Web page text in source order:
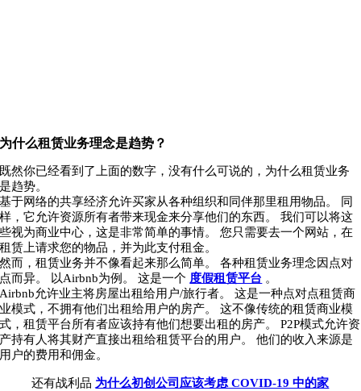
为什么租赁业务理念是趋势？
既然你已经看到了上面的数字，没有什么可说的，为什么租赁业务
是趋势。
基于网络的共享经济允许买家从各种组织和同伴那里租用物品。 同
样，它允许资源所有者带来现金来分享他们的东西。 我们可以将这
些视为商业中心，这是非常简单的事情。 您只需要去一个网站，在
租赁上请求您的物品，并为此支付租金。
然而，租赁业务并不像看起来那么简单。 各种租赁业务理念因点对
点而异。 以Airbnb为例。 这是一个 度假租赁平台 。
Airbnb允许业主将房屋出租给用户/旅行者。 这是一种点对点租赁商
业模式，不拥有他们出租给用户的房产。 这不像传统的租赁商业模
式，租赁平台所有者应该持有他们想要出租的房产。 P2P模式允许资
产持有人将其财产直接出租给租赁平台的用户。 他们的收入来源是
用户的费用和佣金。
还有战利品 为什么初创公司应该考虑 COVID-19 中的家